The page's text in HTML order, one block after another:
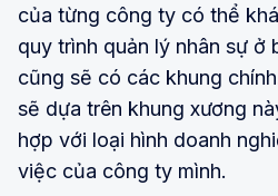
của từng công ty có thể
quy trình quản lý nhân sự ở
cũng sẽ có các khung
sẽ dựa trên khung xương
hợp với loại hình doanh
việc của công ty mình.